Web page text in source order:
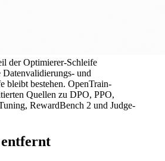
der Optimierer-Schleife
Datenvalidierungs- und
bleibt bestehen. OpenTrain-
Quellen zu DPO, PPO,
RewardBench 2 und Judge-